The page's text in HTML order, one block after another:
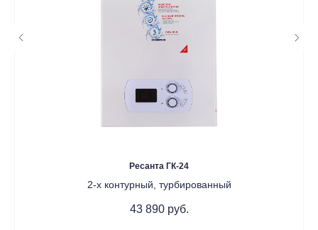
Ресанта ГК-24
2-х контурный, турбированный
43 890 руб.
Политика конфидециальности